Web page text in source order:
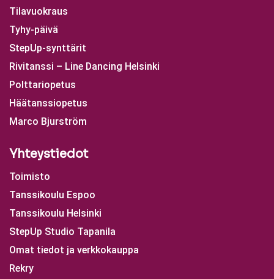
Tilavuokraus
Tyhy-päivä
StepUp-synttärit
Rivitanssi – Line Dancing Helsinki
Polttariopetus
Häätanssiopetus
Marco Bjurström
Yhteystiedot
Toimisto
Tanssikoulu Espoo
Tanssikoulu Helsinki
StepUp Studio Tapanila
Omat tiedot ja verkkokauppa
Rekry